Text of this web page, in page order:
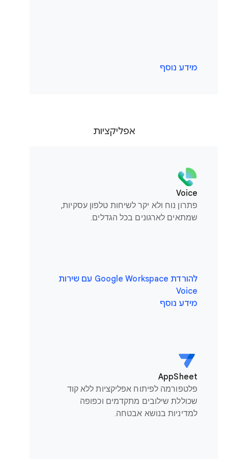
מידע נוסף
אפליקציות
Voice
פתרון נוח ולא יקר לשיחות טלפון עסקיות,
שמתאים לארגונים בכל הגדלים.
להורדת Google Workspace עם שירות
Voice
מידע נוסף
AppSheet
פלטפורמה לפיתוח אפליקציות ללא קוד
שכוללת שילובים מתקדמים וכפופה
למדיניות בנושא אבטחה.